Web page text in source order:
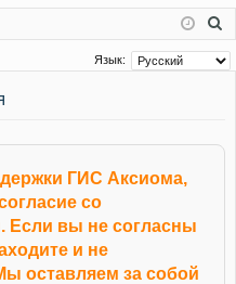
д
ис
тр
и
Язык:
ГИС Аксиома,
со
вы не согласны
и не
оставляем за собой